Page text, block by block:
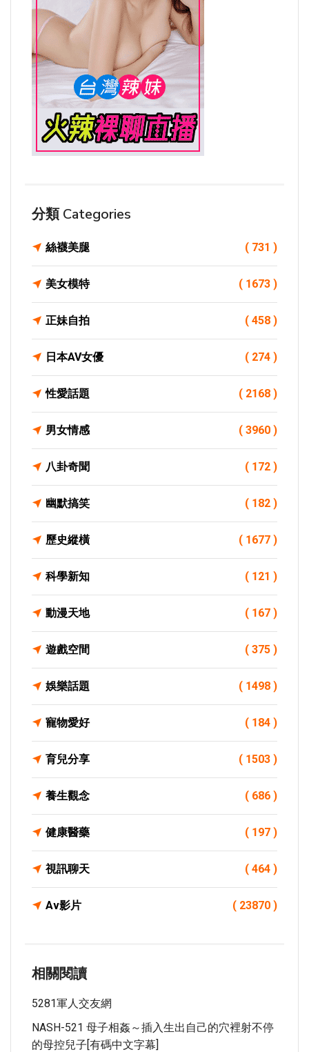
分類 Categories
絲襪美腿 ( 731 )
美女模特 ( 1673 )
正妹自拍 ( 458 )
日本AV女優 ( 274 )
性愛話題 ( 2168 )
男女情感 ( 3960 )
八卦奇聞 ( 172 )
幽默搞笑 ( 182 )
歷史縱橫 ( 1677 )
科學新知 ( 121 )
動漫天地 ( 167 )
遊戲空間 ( 375 )
娛樂話題 ( 1498 )
寵物愛好 ( 184 )
育兒分享 ( 1503 )
養生觀念 ( 686 )
健康醫藥 ( 197 )
視訊聊天 ( 464 )
Av影片 ( 23870 )
相關閱讀
5281軍人交友網
NASH-521 母子相姦～插入生出自己的穴裡射不停
的母控兒子[有碼中文字幕]